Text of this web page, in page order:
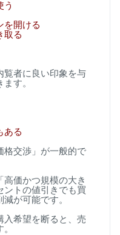
う
を開ける
取る
覧者に良い印象を与
す。
ある
格交渉」が一般的で
価かつ規模の大き
ントの値引きでも買
が可能です。
入希望を断ると、売